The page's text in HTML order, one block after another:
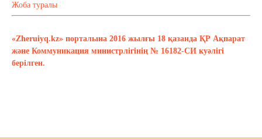
Жоба туралы
«Zheruiyq.kz» порталына 2016 жылғы 18 қазанда ҚР Ақпарат
және Коммуникация министрлігінің № 16182-СИ куәлігі
берілген.